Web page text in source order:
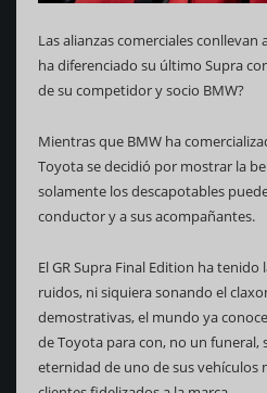
Las alianzas comerciales conllevan
ha diferenciado su último Supra
de su competidor y socio BMW?
Mientras que BMW ha
Toyota se decidió por mostrar la
solamente los descapotables
conductor y a sus acompañantes.
El GR Supra Final Edition ha
ruidos, ni siquiera sonando el
demostrativas, el mundo ya
de Toyota para con, no un funeral,
eternidad de uno de sus vehículos